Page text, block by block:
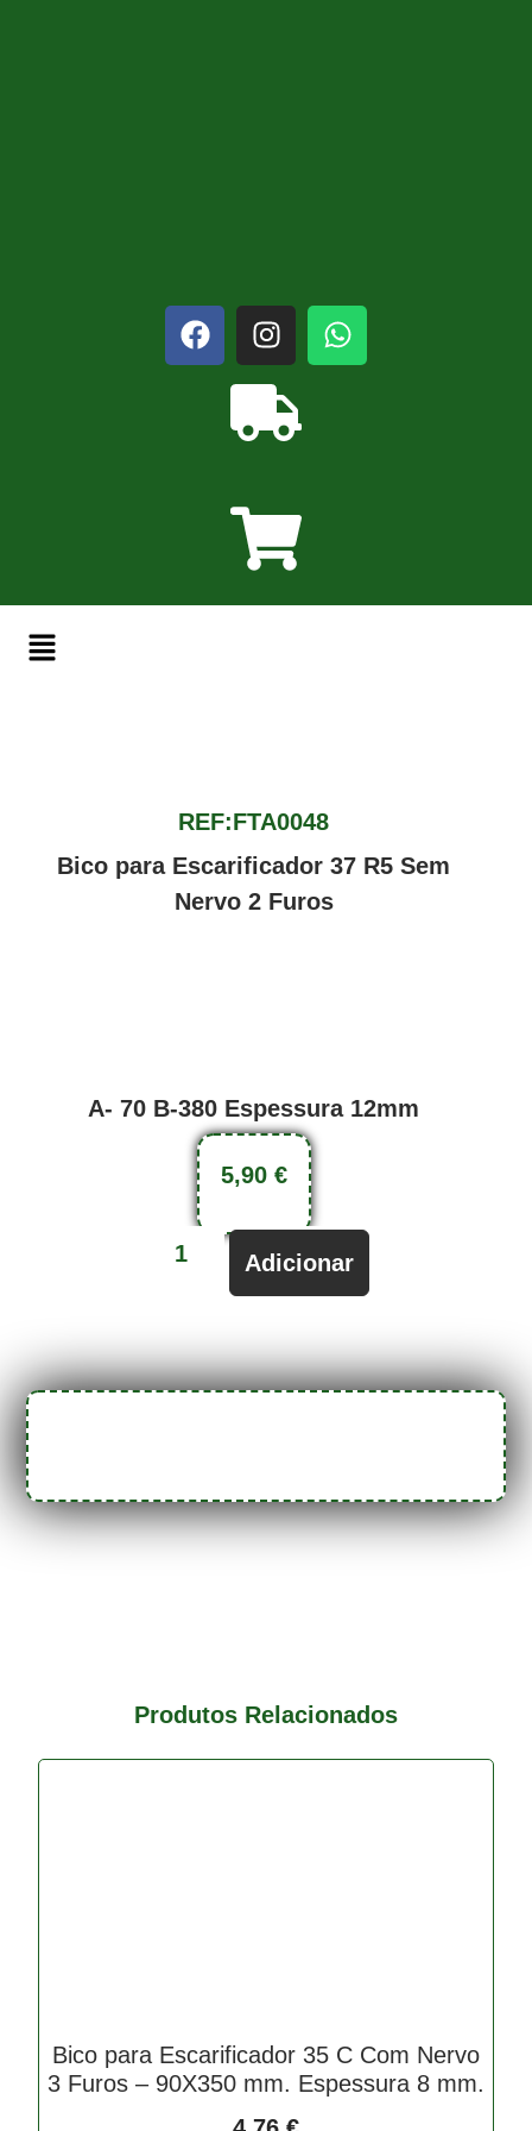
REF:FTA0048
Bico para Escarificador 37 R5 Sem
Nervo 2 Furos
A- 70 B-380 Espessura 12mm
5,90 €
Adicionar
Produtos Relacionados
Bico para Escarificador 35 C Com Nervo
3 Furos – 90X350 mm. Espessura 8 mm.